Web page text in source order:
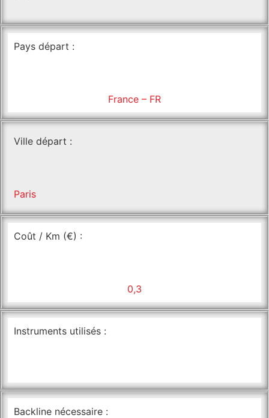
Pays départ :
France – FR
Ville départ :
Paris
Coût / Km (€) :
0,3
Instruments utilisés :
Backline nécessaire :